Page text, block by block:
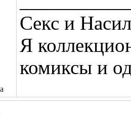
Секс и
Я
комиксы и